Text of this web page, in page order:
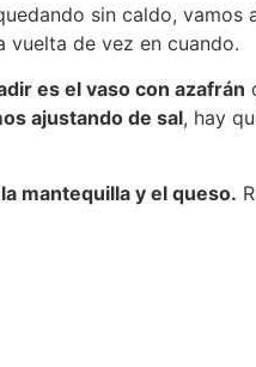
sin caldo, vamos
vuelta de vez en cuando.
es el vaso con azafrán
ajustando de sal, hay
mantequilla y el queso.